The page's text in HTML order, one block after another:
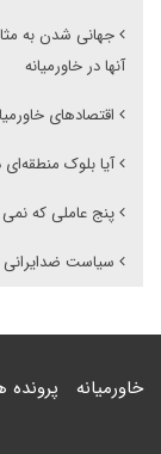
جهانی شدن به
آنها در خاورمیانه
اقتصادهای
آیا بلوک منطقه‌ای
پنج عاملی که نمی
سیاست ضدایرانی
خاورمیانه